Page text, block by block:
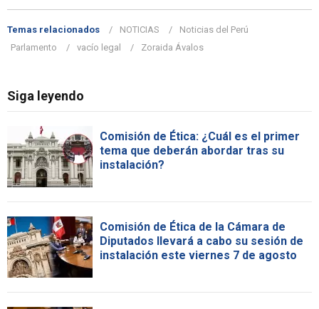
Temas relacionados NOTICIAS
Noticias del Perú
Parlamento
vacío legal Zoraida Ávalos
Siga leyendo
Comisión de Ética: ¿Cuál es el primer
tema que deberán abordar tras su
instalación?
Comisión de Ética de la Cámara de
Diputados llevará a cabo su sesión de
instalación este viernes 7 de agosto